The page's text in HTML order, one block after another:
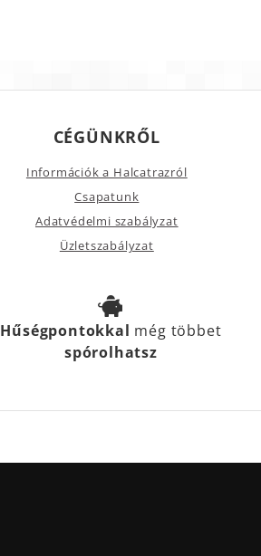
CÉGÜNKRŐL
Információk a Halcatrazról
Csapatunk
Adatvédelmi szabályzat
Üzletszabályzat
Hűségpontokkal még többet
spórolhatsz